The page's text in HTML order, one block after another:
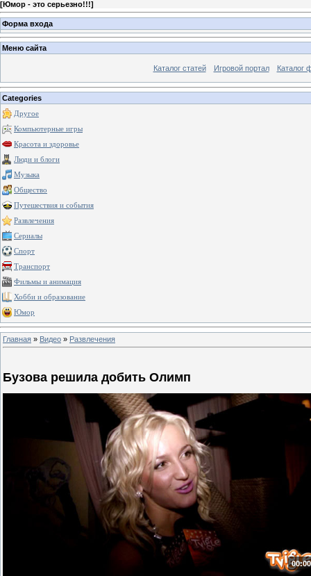
[Юмор - это серьезно!!!]
Форма входа
Меню сайта
Каталог статей Игровой портал Каталог
Categories
Другое
Компьютерные игры
Красота и здоровье
Люди и блоги
Музыка
Общество
Путешествия и события
Развлечения
Сериалы
Спорт
Транспорт
Фильмы и анимация
Хобби и образование
Юмор
Главная » Видео » Развлечения
Бузова решила добить Олимп